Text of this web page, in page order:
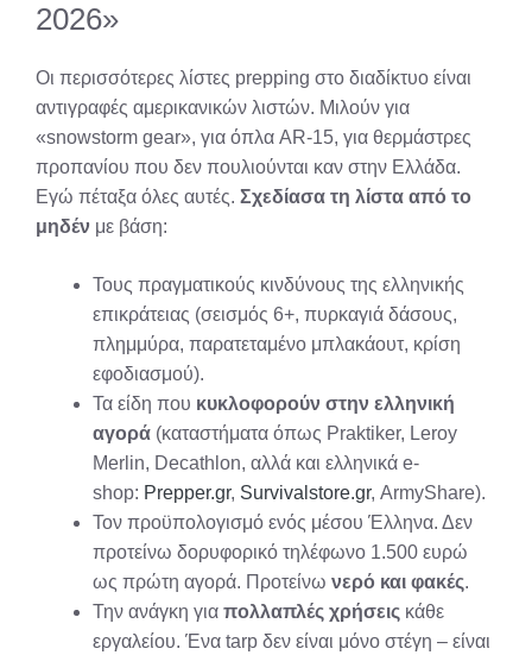
2026»
Οι περισσότερες λίστες prepping στο διαδίκτυο είναι
αντιγραφές αμερικανικών λιστών. Μιλούν για
«snowstorm gear», για όπλα AR-15, για θερμάστρες
προπανίου που δεν πουλιούνται καν στην Ελλάδα.
Εγώ πέταξα όλες αυτές. Σχεδίασα τη λίστα από το
μηδέν με βάση:
Τους πραγματικούς κινδύνους της ελληνικής
επικράτειας (σεισμός 6+, πυρκαγιά δάσους,
πλημμύρα, παρατεταμένο μπλακάουτ, κρίση
εφοδιασμού).
Τα είδη που κυκλοφορούν στην ελληνική
αγορά (καταστήματα όπως Praktiker, Leroy
Merlin, Decathlon, αλλά και ελληνικά e-
shop: Prepper.gr, Survivalstore.gr, ArmyShare).
Τον προϋπολογισμό ενός μέσου Έλληνα. Δεν
προτείνω δορυφορικό τηλέφωνο 1.500 ευρώ
ως πρώτη αγορά. Προτείνω νερό και φακές.
Την ανάγκη για πολλαπλές χρήσεις κάθε
εργαλείου. Ένα tarp δεν είναι μόνο στέγη – είναι